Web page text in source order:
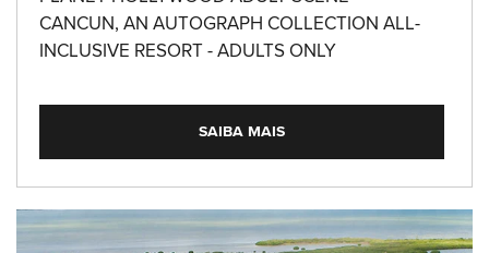
CANCUN, AN AUTOGRAPH COLLECTION ALL-
INCLUSIVE RESORT - ADULTS ONLY
SAIBA MAIS